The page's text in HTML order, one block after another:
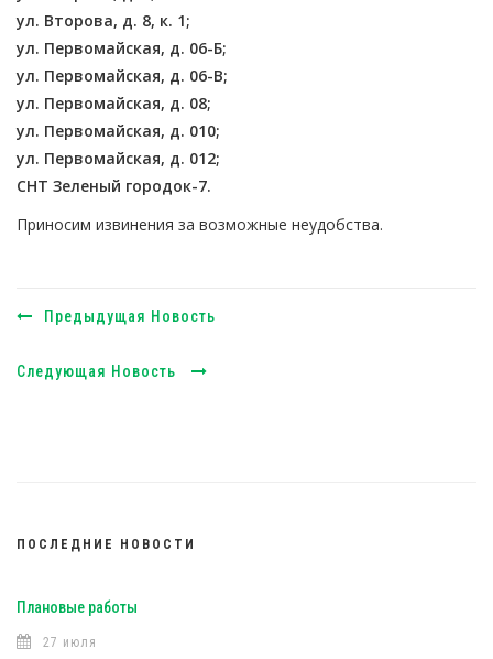
ул. Второва, д. 8, к. 1;
ул. Первомайская, д. 06-Б;
ул. Первомайская, д. 06-В;
ул. Первомайская, д. 08;
ул. Первомайская, д. 010;
ул. Первомайская, д. 012;
СНТ Зеленый городок-7.
Приносим извинения за возможные неудобства.
Предыдущая Новость
Следующая Новость
ПОСЛЕДНИЕ НОВОСТИ
Плановые работы
27 июля